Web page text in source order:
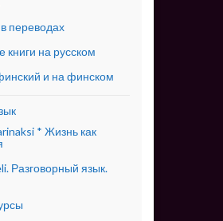
переводах
книги на русском
и на финском
* Жизнь как
Разговорный язык.